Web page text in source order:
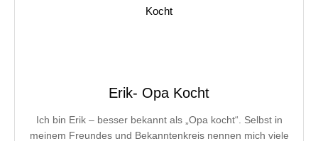
Erik- Opa Kocht
Ich bin Erik – besser bekannt als „Opa kocht“. Selbst in
meinem Freundes und Bekanntenkreis nennen mich viele